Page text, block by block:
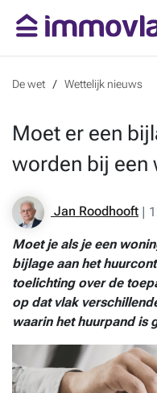
De wet Wettelijk nieuws
Moet er een
worden bij een
Jan Roodhooft |
Moet je als je een
bijlage aan het
toelichting over de
op dat vlak
waarin het huurpand is